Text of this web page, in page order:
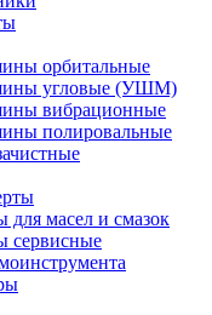
орбитальные
угловые (УШМ)
вибрационные
полировальные
для масел и смазок
сервисные